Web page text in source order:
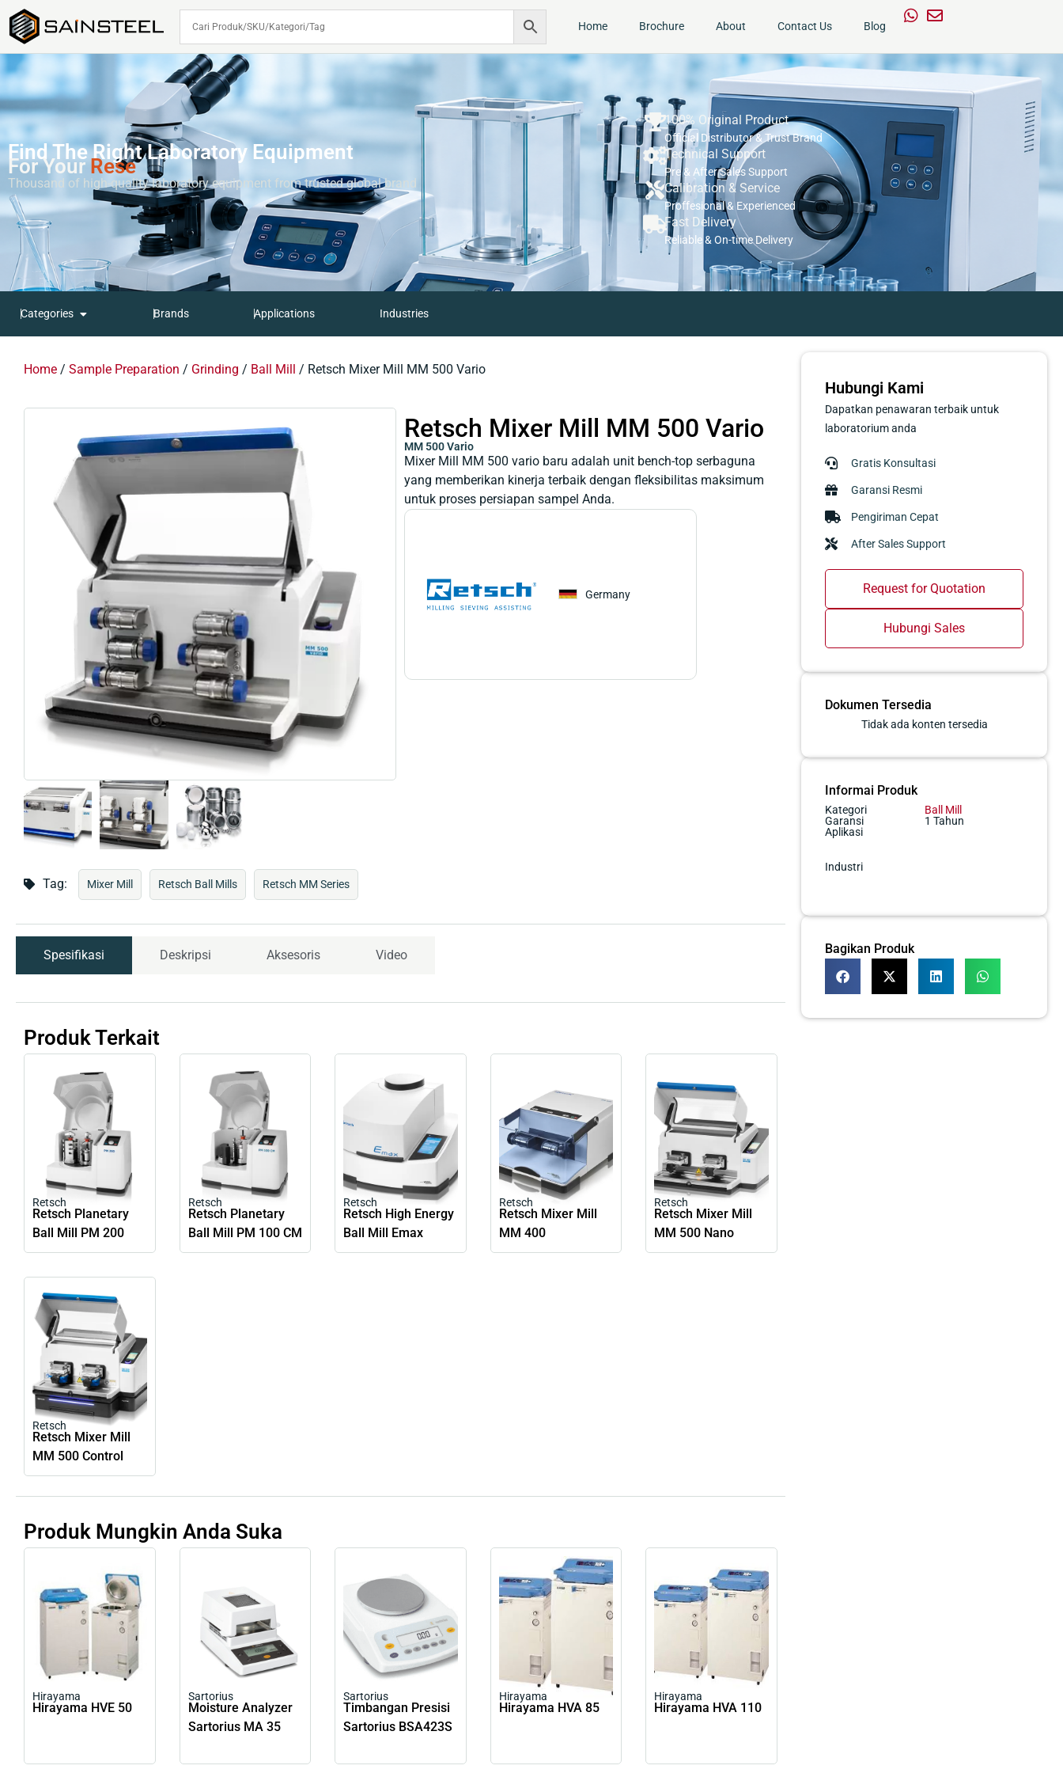
Home Brochure About Contact Us Blog
Find The Right Laboratory Equipment
For YourRESEARCH
Thousand of high-quality laboratory equipment from trusted global brand
100% Original Product
Official Distributor & Trust Brand
Technical Support
Pre & After Sales Support
Calibration & Service
Proffesional & Experienced
Fast Delivery
Reliable & On-time Delivery
Categories Brands Applications Industries
Home / Sample Preparation / Grinding / Ball Mill / Retsch Mixer Mill MM 500 Vario
Retsch Mixer Mill MM 500 Vario
MM 500 Vario
Mixer Mill MM 500 vario baru adalah unit bench-top serbaguna
yang memberikan kinerja terbaik dengan fleksibilitas maksimum
untuk proses persiapan sampel Anda.
Germany
Tag: Mixer Mill Retsch Ball Mills Retsch MM Series
Spesifikasi Deskripsi Aksesoris Video
Produk Terkait
Retsch
Retsch Planetary
Ball Mill PM 200
Retsch
Retsch Planetary
Ball Mill PM 100 CM
Retsch
Retsch High Energy
Ball Mill Emax
Retsch
Retsch Mixer Mill
MM 400
Retsch
Retsch Mixer Mill
MM 500 Nano
Retsch
Retsch Mixer Mill
MM 500 Control
Produk Mungkin Anda Suka
Hirayama
Hirayama HVE 50
Sartorius
Moisture Analyzer
Sartorius MA 35
Sartorius
Timbangan Presisi
Sartorius BSA423S
Hirayama
Hirayama HVA 85
Hirayama
Hirayama HVA 110
Hubungi Kami
Dapatkan penawaran terbaik untuk
laboratorium anda
Gratis Konsultasi
Garansi Resmi
Pengiriman Cepat
After Sales Support
Request for Quotation
Hubungi Sales
Dokumen Tersedia
Tidak ada konten tersedia
Informai Produk
Kategori
Ball Mill
Garansi
1 Tahun
Aplikasi
Industri
Bagikan Produk